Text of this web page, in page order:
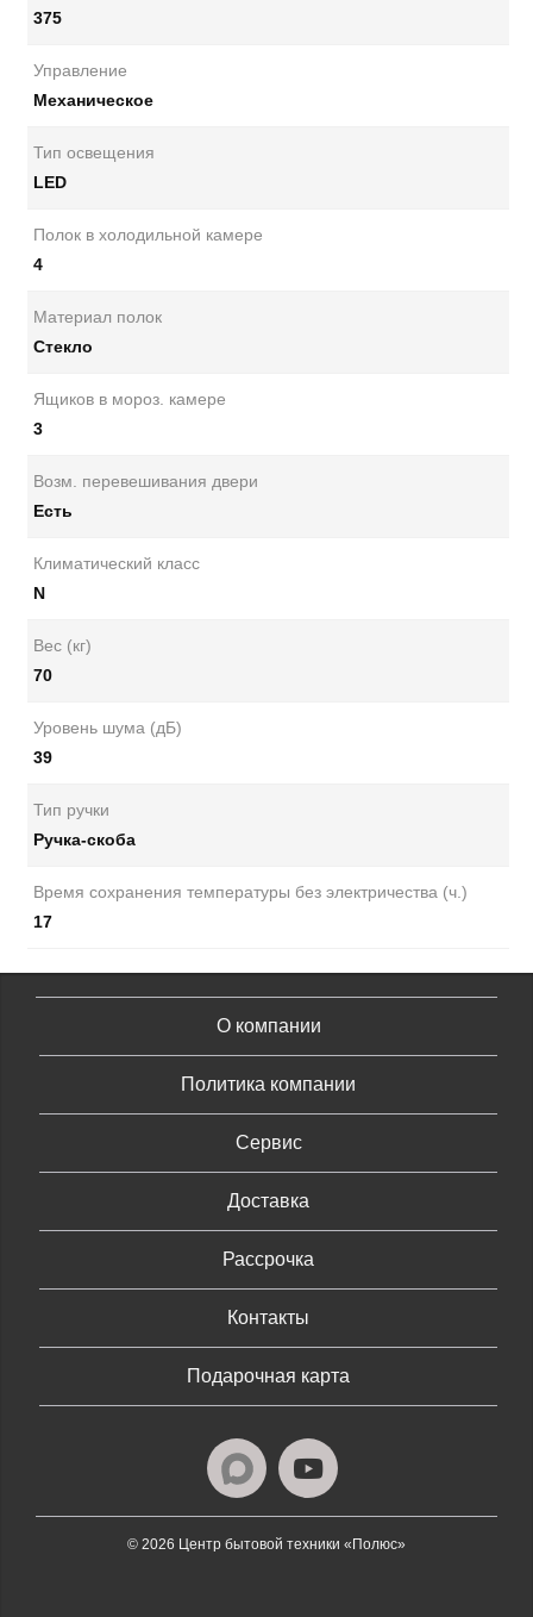
375
Управление
Механическое
Тип освещения
LED
Полок в холодильной камере
4
Материал полок
Стекло
Ящиков в мороз. камере
3
Возм. перевешивания двери
Есть
Климатический класс
N
Вес (кг)
70
Уровень шума (дБ)
39
Тип ручки
Ручка-скоба
Время сохранения температуры без электричества (ч.)
17
О компании
Политика компании
Сервис
Доставка
Рассрочка
Контакты
Подарочная карта
© 2026 Центр бытовой техники «Полюс»